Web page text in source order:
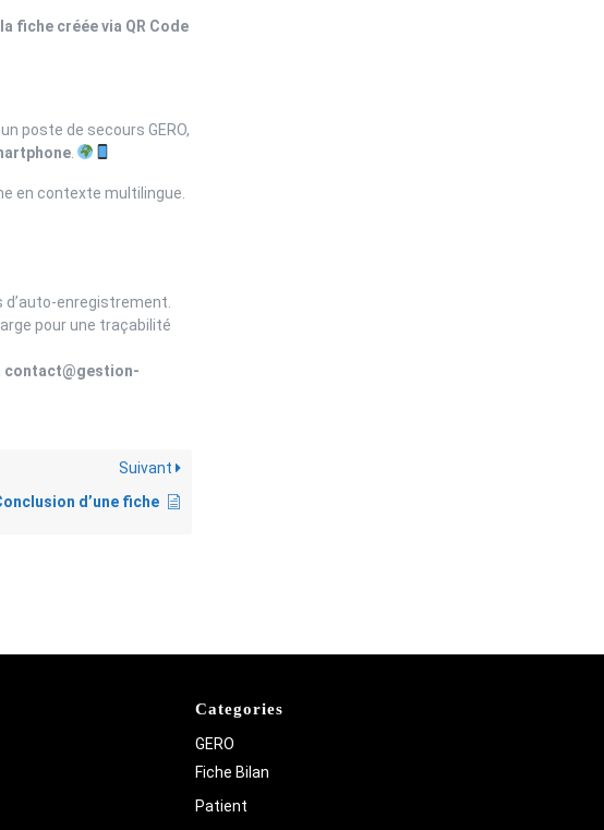
fiche créée via QR Code
poste de secours GERO,
.
en contexte multilingue.
enregistrement.
pour une traçabilité
contact@gestion-
Suivant
d’une fiche
Categories
GERO
Fiche Bilan
Patient